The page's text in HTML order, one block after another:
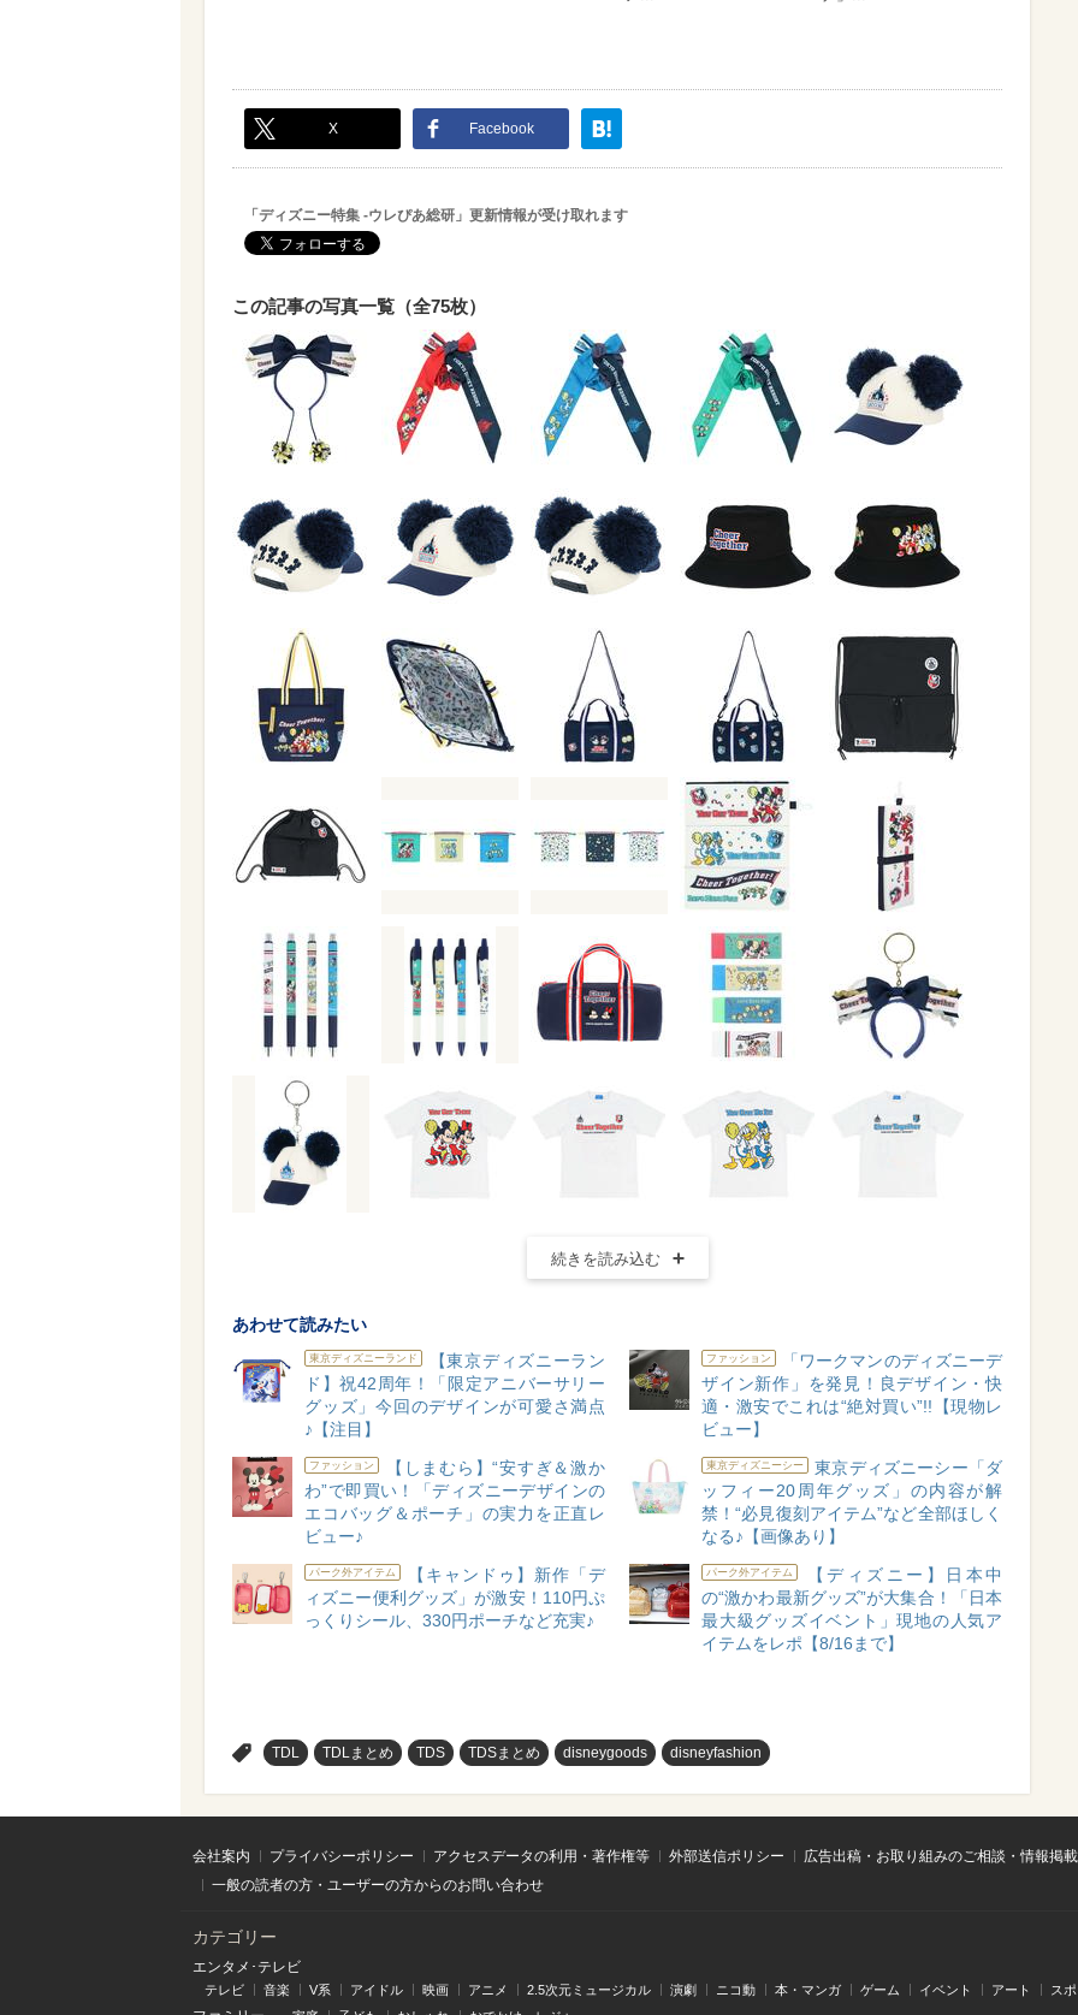
X Facebook
「ディズニー特集 -ウレぴあ総研」更新情報が受け取れます
この記事の写真一覧（全75枚）
続きを読み込む
あわせて読みたい
東京ディズニーランド
【東京ディズニーラン
ド】祝42周年！「限定アニバーサリー
グッズ」今回のデザインが可愛さ満点
♪【注目】
ファッション
「ワークマンのディズニーデ
ザイン新作」を発見！良デザイン・快
適・激安でこれは“絶対買い”!!【現物レ
ビュー】
ファッション
【しまむら】“安すぎ＆激か
わ”で即買い！「ディズニーデザインの
エコバッグ＆ポーチ」の実力を正直レ
ビュー♪
東京ディズニーシー
東京ディズニーシー「ダ
ッフィー20周年グッズ」の内容が解
禁！“必見復刻アイテム”など全部ほしく
なる♪【画像あり】
パーク外アイテム
【キャンドゥ】新作「デ
ィズニー便利グッズ」が激安！110円ぷ
っくりシール、330円ポーチなど充実♪
パーク外アイテム
【ディズニー】日本中
の“激かわ最新グッズ”が大集合！「日本
最大級グッズイベント」現地の人気ア
イテムをレポ【8/16まで】
TDL TDLまとめ TDS TDSまとめ disneygoods disneyfashion
会社案内 プライバシーポリシー アクセスデータの利用・著作権等 外部送信ポリシー
広告出稿・お取り組みのご相談・情報掲
一般の読者の方・ユーザーの方からのお問い合わせ
カテゴリー
エンタメ･テレビ
テレビ 音楽 V系 アイドル 映画 アニメ 2.5次元ミュージカル 演劇 ニコ動 本・マンガ ゲーム イベント アート ス